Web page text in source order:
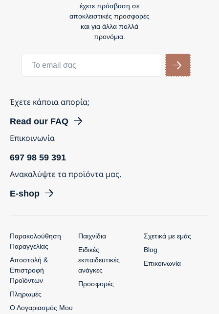
έχετε πρόσβαση σε
αποκλειστικές προσφορές
και για άλλα πολλά
προνόμια.
Έχετε κάποια απορία;
Read our FAQ
Επικοινωνία
697 98 59 391
Ανακαλύψτε τα προϊόντα μας.
E-shop
Σχετικά με εμάς
Blog
Επικοινωνία
Παιχνίδια
Ειδικές
εκπαιδευτικές
ανάγκες
Προσφορές
Παρακολούθηση
Παραγγελίας
Αποστολή &
Επιστροφή
Προϊόντων
Πληρωμές
Ο Λογαριασμός Μου